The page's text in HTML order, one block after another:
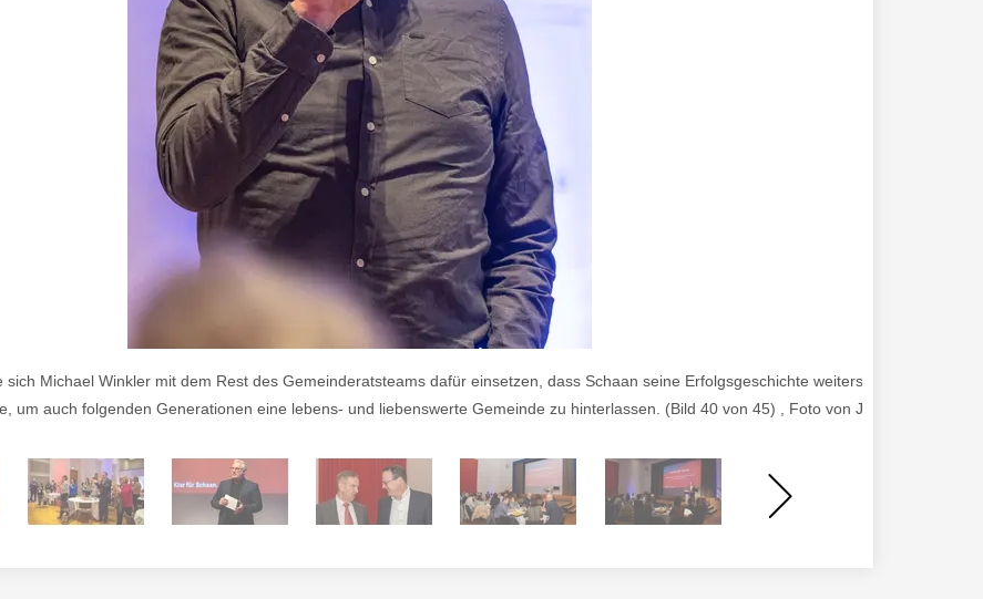
Michael Winkler mit dem Rest des Gemeinderatsteams dafür einsetzen, dass Schaan seine Erfolgsgeschichte weiterschreibt.
um auch folgenden Generationen eine lebens- und liebenswerte Gemeinde zu hinterlassen. (Bild 40 von 45) , Foto von Jürgen Posch